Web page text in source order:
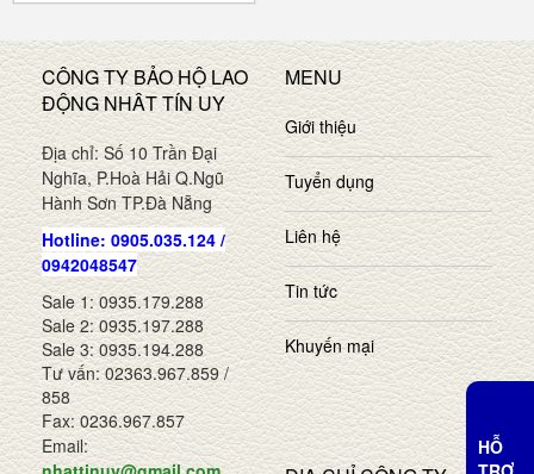
CÔNG TY BẢO HỘ LAO
ĐỘNG NHÂT TÍN UY
Địa chỉ: Số 10 Trần Đại
Nghĩa, P.Hoà Hải Q.Ngũ
Hành Sơn TP.Đà Nẵng
Hotline: 0905.035.124 /
0942048547
Sale 1: 0935.179.288
Sale 2: 0935.197.288
Sale 3: 0935.194.288
Tư vấn: 02363.967.859 /
858
Fax: 0236.967.857
Email:
MENU
Giới thiệu
Tuyển dụng
Liên hệ
Tin tức
Khuyến mại
HỖ